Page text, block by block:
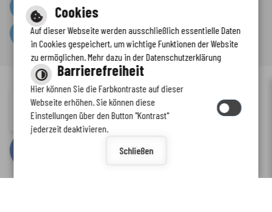
Presseinformationen
Serviceportal
Inhalt-Impressum-Datenschutzerklärung Kontaktformular -
Barrierefreiheit
bycm citymedia GmbH
Immer auf dem neuesten Stand
www.enkreis.de möchte Ihnen Benachrichtigungen senden
Cookies
Auf dieser Webseite werden ausschließlich essentielle Daten
in Cookies gespeichert, um wichtige Funktionen der Website
zu ermöglichen. Mehr dazu in der Datenschutzerklärung
Barrierefreiheit
Hier können Sie die Farbkontraste auf dieser
Webseite erhöhen. Sie können diese
Einstellungen über den Button "Kontrast"
jederzeit deaktivieren.
Schließen